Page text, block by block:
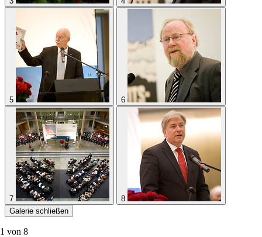
5 6
7
8
Galerie schließen
1 von 8